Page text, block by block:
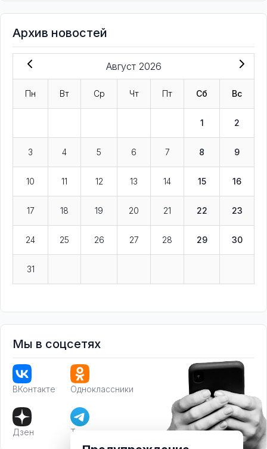
Архив новостей
Август 2026
Пн Вт Ср Чт Пт Сб Вс
1 2
3 4 5 6 7 8 9
10 11 12 13 14 15 16
17 18 19 20 21 22 23
24 25 26 27 28 29 30
31
Мы в соцсетях
ВКонтакте Одноклассники
Дзен Телеграм